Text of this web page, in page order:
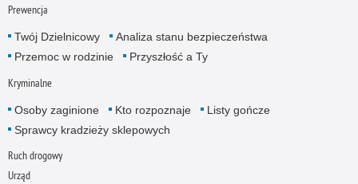
Prewencja
Twój Dzielnicowy
Analiza stanu bezpieczeństwa
Przemoc w rodzinie
Przyszłość a Ty
Kryminalne
Osoby zaginione Kto rozpoznaje
Listy gończe
Sprawcy kradzieży sklepowych
Ruch drogowy
Urząd